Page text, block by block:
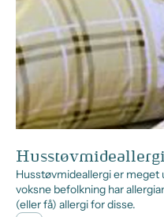
Husstøvmideallergi
Husstøvmideallergi er meget
voksne befolkning har
(eller få) allergi for disse.